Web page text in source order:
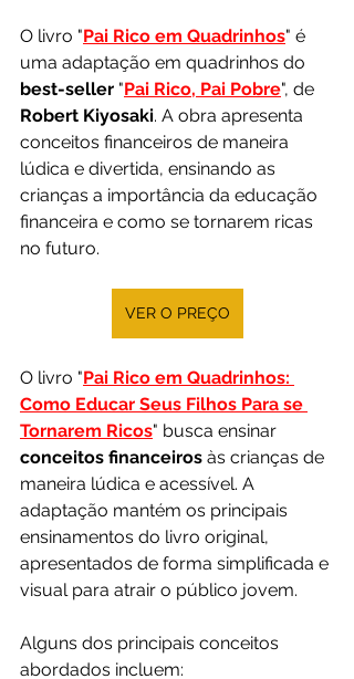
O livro "Pai Rico em Quadrinhos" é
uma adaptação em quadrinhos do
best-seller "Pai Rico, Pai Pobre", de
Robert Kiyosaki. A obra apresenta
conceitos financeiros de maneira
lúdica e divertida, ensinando as
crianças a importância da educação
financeira e como se tornarem ricas
no futuro.
VER O PREÇO
O livro "Pai Rico em Quadrinhos:
Como Educar Seus Filhos Para se
Tornarem Ricos" busca ensinar
conceitos financeiros às crianças de
maneira lúdica e acessível. A
adaptação mantém os principais
ensinamentos do livro original,
apresentados de forma simplificada e
visual para atrair o público jovem.
Alguns dos principais conceitos
abordados incluem: